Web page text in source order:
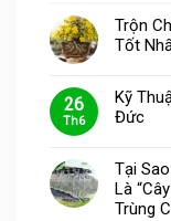
Trộn
Tốt
26
Th6
Kỹ
Đức
Tại
Là
Trùng